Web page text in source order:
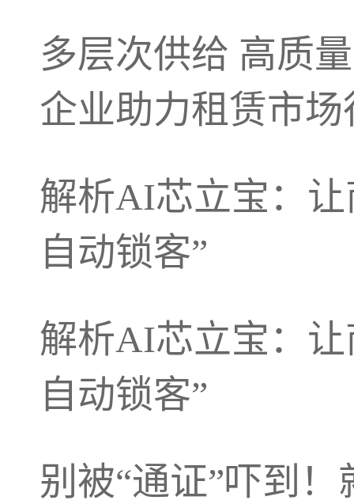
多层次供给 高质
企业助力租赁市场
解析AI芯立宝：
自动锁客”
解析AI芯立宝：
自动锁客”
别被“通证”吓到